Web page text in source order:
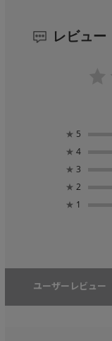
レビュー
★ 5
★ 4
★ 3
★ 2
★ 1
ユーザーレビュー